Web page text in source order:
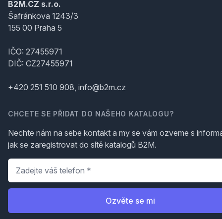
B2M.CZ s.r.o.
Šafránkova 1243/3
155 00 Praha 5
IČO: 27455971
DIČ: CZ27455971
+420 251 510 908, info@b2m.cz
CHCETE SE PŘIDAT DO NAŠEHO KATALOGU?
Nechte nám na sebe kontakt a my se vám ozveme s
jak se zaregistrovat do sítě katalogů B2M.
Telefon
Ozvěte se mi